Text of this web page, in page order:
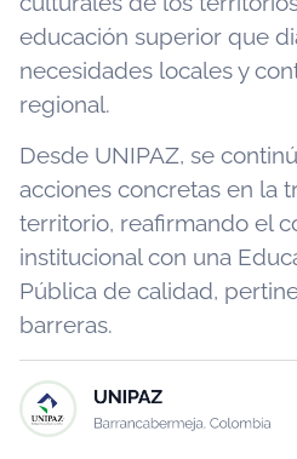
educación superior que
necesidades locales y
regional.
Desde UNIPAZ, se
acciones concretas en la
territorio, reafirmando el
institucional con una
Pública de calidad,
barreras.